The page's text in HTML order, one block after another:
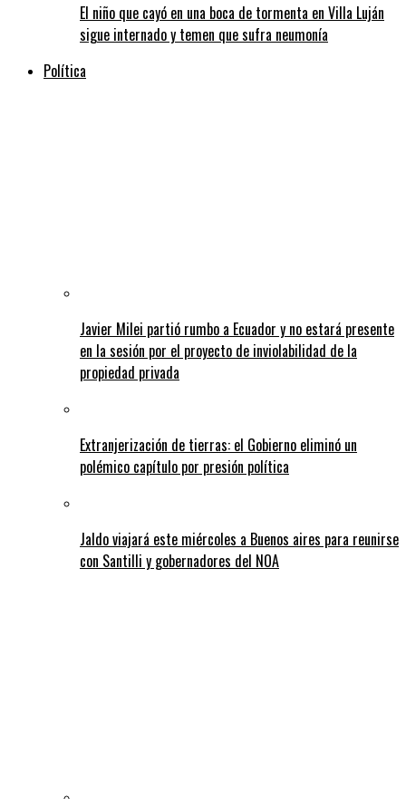
El niño que cayó en una boca de tormenta en Villa Luján
sigue internado y temen que sufra neumonía
Política
Javier Milei partió rumbo a Ecuador y no estará presente
en la sesión por el proyecto de inviolabilidad de la
propiedad privada
Extranjerización de tierras: el Gobierno eliminó un
polémico capítulo por presión política
Jaldo viajará este miércoles a Buenos aires para reunirse
con Santilli y gobernadores del NOA